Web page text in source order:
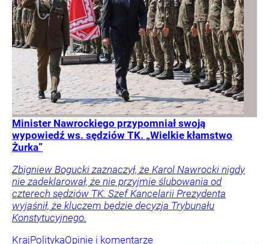
Minister Nawrockiego przypomniał swoją
wypowiedź ws. sędziów TK. „Wielkie kłamstwo
Żurka”
Zbigniew Bogucki zaznaczył, że Karol Nawrocki nigdy
nie zadeklarował, że nie przyjmie ślubowania od
czterech sędziów TK. Szef Kancelarii Prezydenta
wyjaśnił, że kluczem będzie decyzja Trybunału
Konstytucyjnego.
KrajPolitykaOpinie i komentarze